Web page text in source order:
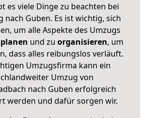
es viele Dinge zu beachten bei
nach Guben. Es ist wichtig, sich
um alle Aspekte des Umzugs
planen und zu organisieren, um
dass alles reibungslos verläuft.
Umzugsfirma kann ein
Umzug von
nach Guben erfolgreich
werden und dafür sorgen wir.